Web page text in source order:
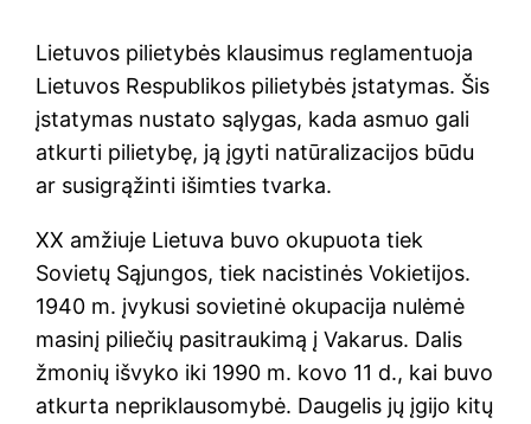
Lietuvos pilietybės klausimus reglamentuoja
Lietuvos Respublikos pilietybės įstatymas. Šis
įstatymas nustato sąlygas, kada asmuo gali
atkurti pilietybę, ją įgyti natūralizacijos būdu
ar susigrąžinti išimties tvarka.
XX amžiuje Lietuva buvo okupuota tiek
Sovietų Sąjungos, tiek nacistinės Vokietijos.
1940 m. įvykusi sovietinė okupacija nulėmė
masinį piliečių pasitraukimą į Vakarus. Dalis
žmonių išvyko iki 1990 m. kovo 11 d., kai buvo
atkurta nepriklausomybė. Daugelis jų įgijo kitų